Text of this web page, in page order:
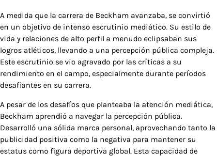
A medida que la carrera de Beckham avanzaba, se convirtió
en un objetivo de intenso escrutinio mediático. Su estilo de
vida y relaciones de alto perfil a menudo eclipsaban sus
logros atléticos, llevando a una percepción pública compleja.
Este escrutinio se vio agravado por las críticas a su
rendimiento en el campo, especialmente durante períodos
desafiantes en su carrera.
A pesar de los desafíos que planteaba la atención mediática,
Beckham aprendió a navegar la percepción pública.
Desarrolló una sólida marca personal, aprovechando tanto la
publicidad positiva como la negativa para mantener su
estatus como figura deportiva global. Esta capacidad de